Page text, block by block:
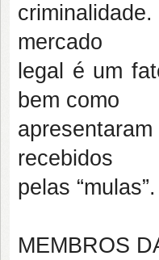
mercado
legal é um
bem como
recebidos
pelas “mulas”.
MEMBROS